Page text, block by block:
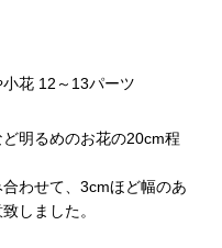
花 12～13パーツ
明るめのお花の20cm程
わせて、3cmほど幅のあ
しました。